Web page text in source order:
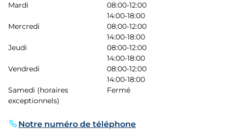
Mardi
08:00-12:00
14:00-18:00
Mercredi
08:00-12:00
14:00-18:00
Jeudi
08:00-12:00
14:00-18:00
Vendredi
08:00-12:00
14:00-18:00
Samedi (horaires
exceptionnels)
Fermé
Notre numéro de téléphone